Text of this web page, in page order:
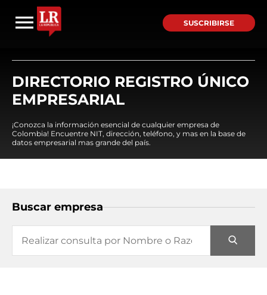
SUSCRIBIRSE
DIRECTORIO REGISTRO ÚNICO
EMPRESARIAL
¡Conozca la información esencial de cualquier empresa de
Colombia! Encuentre NIT, dirección, teléfono, y mas en la base de
datos empresarial mas grande del país.
Buscar empresa